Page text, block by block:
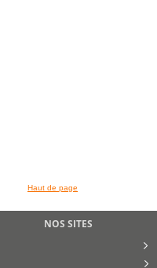
Haut de page
NOS SITES